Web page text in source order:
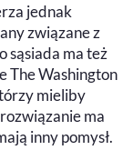
jednak
związane z
sąsiada ma też
The Washington
mieliby
ma
inny pomysł.